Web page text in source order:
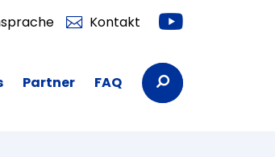
Kontakt Youtube
Partner FAQ Suchbegriffe